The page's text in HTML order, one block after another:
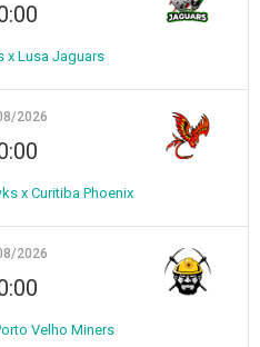
x Lusa Jaguars
2026
x Curitiba Phoenix
2026
Velho Miners